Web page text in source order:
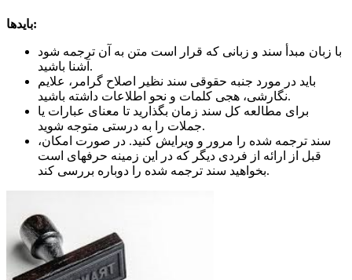
بایدها:
با زبان مبدأ سند و زبانی که قرار است متن به آن ترجمه شود
آشنا باشید.
باید در مورد جنبه حقوقی سند نظیر اصلاح گرامر، علایم
نگارشی، هجی کلمات و نحو اطلاعات داشته باشید.
برای مطالعه کل سند زمان بگذارید تا معنای عبارات یا
جملات را به درستی متوجه شوید.
سند ترجمه شده را مرور و ویرایش کنید. در صورت امکان،
قبل از ارائه از فردی دیگر که در این زمینه حرفه‏ای است
بخواهید سند ترجمه شده را دوباره بررسی کند.